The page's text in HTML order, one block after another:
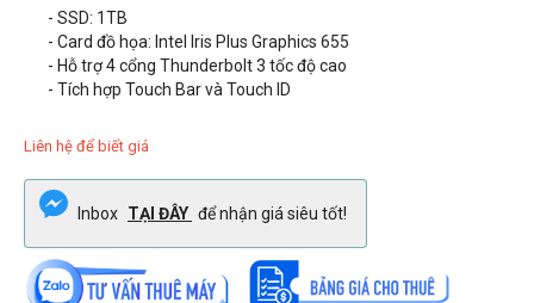
- SSD: 1TB
- Card đồ họa: Intel Iris Plus Graphics 655
- Hỗ trợ 4 cổng Thunderbolt 3 tốc độ cao
- Tích hợp Touch Bar và Touch ID
Liên hệ để biết giá
Inbox TẠI ĐÂY để nhận giá siêu tốt!